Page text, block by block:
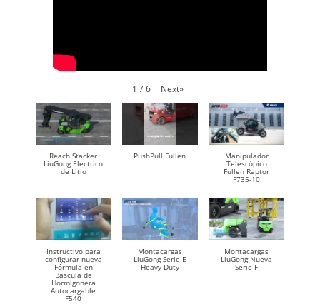
1 / 6 Next»
Reach Stacker
LiuGong Electrico
de Litio
PushPull Fullen
Manipulador
Telescópico
Fullen Raptor
F735-10
Instructivo para
configurar nueva
Fórmula en
Bascula de
Hormigonera
Autocargable
F540
Montacargas
LiuGong Serie E
Heavy Duty
Montacargas
LiuGong Nueva
Serie F